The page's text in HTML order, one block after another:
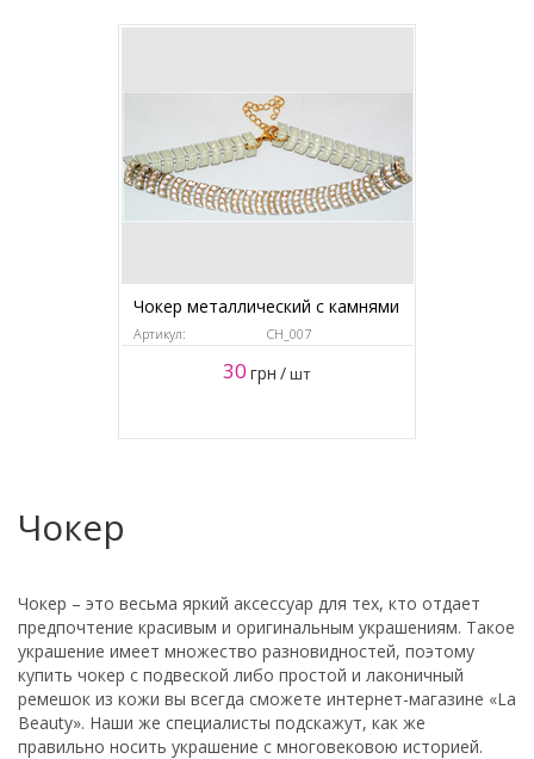
Чокер металлический с камнями
Артикул: CH_007
30 грн /шт
Чокер
Чокер – это весьма яркий аксессуар для тех, кто отдает
предпочтение красивым и оригинальным украшениям. Такое
украшение имеет множество разновидностей, поэтому
купить чокер с подвеской либо простой и лаконичный
ремешок из кожи вы всегда сможете интернет-магазине «La
Beauty». Наши же специалисты подскажут, как же
правильно носить украшение с многовековою историей.